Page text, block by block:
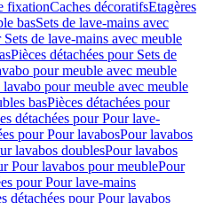
fixationCaches décoratifsEtagères
basSets de lave-mains avec
Sets de lave-mains avec meuble
Pièces détachées pour Sets de
pour meuble avec meuble
lavabo pour meuble avec meuble
basPièces détachées pour
détachées pour Pour lave-
pour Pour lavabosPour lavabos
lavabos doublesPour lavabos
Pour lavabos pour meublePour
pour Pour lave-mains
détachées pour Pour lavabos